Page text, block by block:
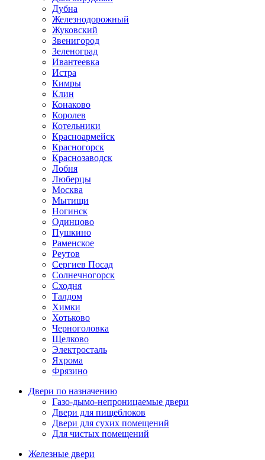
Дубна
Железнодорожный
Жуковский
Звенигород
Зеленоград
Ивантеевка
Истра
Кимры
Клин
Конаково
Королев
Котельники
Красноармейск
Красногорск
Краснозаводск
Лобня
Люберцы
Москва
Мытищи
Ногинск
Одинцово
Пушкино
Раменское
Реутов
Сергиев Посад
Солнечногорск
Сходня
Талдом
Химки
Хотьково
Черноголовка
Щелково
Электросталь
Яхрома
Фрязино
Двери по назначению
Газо-дымо-непроницаемые двери
Двери для пищеблоков
Двери для сухих помещений
Для чистых помещений
Железные двери